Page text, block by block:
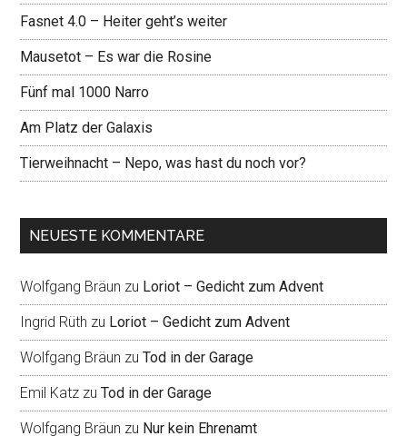
Fasnet 4.0 – Heiter geht’s weiter
Mausetot – Es war die Rosine
Fünf mal 1000 Narro
Am Platz der Galaxis
Tierweihnacht – Nepo, was hast du noch vor?
NEUESTE KOMMENTARE
Wolfgang Bräun zu Loriot – Gedicht zum Advent
Ingrid Rüth zu Loriot – Gedicht zum Advent
Wolfgang Bräun zuTod in der Garage
Emil Katz zuTod in der Garage
Wolfgang Bräun zu Nur kein Ehrenamt